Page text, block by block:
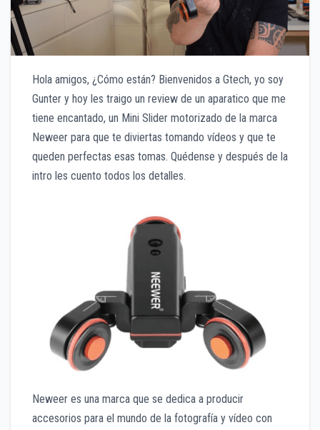
Hola amigos, ¿Cómo están? Bienvenidos a Gtech, yo soy
Gunter y hoy les traigo un review de un aparatico que me
tiene encantado, un Mini Slider motorizado de la marca
Neweer para que te diviertas tomando vídeos y que te
queden perfectas esas tomas. Quédense y después de la
intro les cuento todos los detalles.
Neweer es una marca que se dedica a producir
accesorios para el mundo de la fotografía y vídeo con